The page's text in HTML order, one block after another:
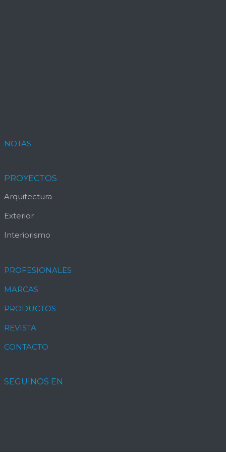
NOTAS
PROYECTOS
Arquitectura
Exterior
Interiorismo
PROFESIONALES
MARCAS
PRODUCTOS
REVISTA
CONTACTO
SEGUINOS EN